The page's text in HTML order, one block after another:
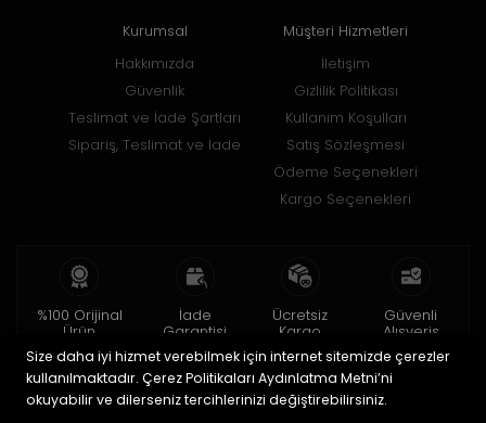
Kurumsal
Hakkımızda
Güvenlik
Teslimat ve İade Şartları
Sipariş, Teslimat ve İade
Müşteri Hizmetleri
İletişim
Gizlilik Politikası
Kullanım Koşulları
Satış Sözleşmesi
Ödeme Seçenekleri
Kargo Seçenekleri
%100 Orijinal
Ürün
2 yıl garanti
İade
Garantisi
15 gün içinde
iade
Ücretsiz
Kargo
150 TL ve üzeri
Güvenli
Alışveriş
256bit SSL ile
Size daha iyi hizmet verebilmek için internet sitemizde çerezler
kullanılmaktadır. Çerez Politikaları Aydınlatma Metni’ni
okuyabilir ve dilerseniz tercihlerinizi değiştirebilirsiniz.